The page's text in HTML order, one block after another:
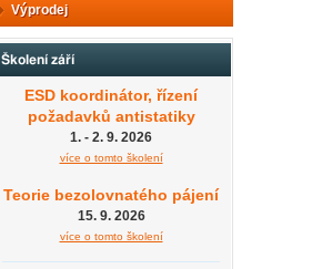
Výprodej
Školení září
ESD koordinátor, řízení
požadavků antistatiky
1. - 2. 9. 2026
více o tomto školení
Teorie bezolovnatého pájení
15. 9. 2026
více o tomto školení